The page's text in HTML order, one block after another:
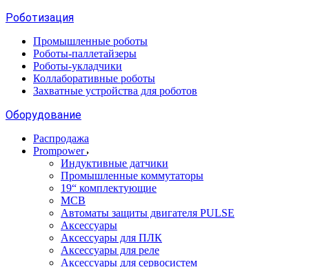
Роботизация
Промышленные роботы
Роботы-паллетайзеры
Роботы-укладчики
Коллаборативные роботы
Захватные устройства для роботов
Оборудование
Распродажа
Prompower
Индуктивные датчики
Промышленные коммутаторы
19“ комплектующие
MCB
Автоматы защиты двигателя PULSE
Аксессуары
Аксессуары для ПЛК
Аксессуары для реле
Аксессуары для сервосистем